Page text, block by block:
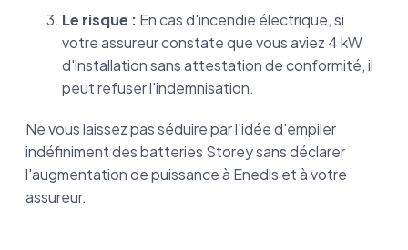
Le risque : En cas d'incendie électrique, si
votre assureur constate que vous aviez 4 kW
d'installation sans attestation de conformité, il
peut refuser l'indemnisation.
Ne vous laissez pas séduire par l'idée d'empiler
indéfiniment des batteries Storey sans déclarer
l'augmentation de puissance à Enedis et à votre
assureur.